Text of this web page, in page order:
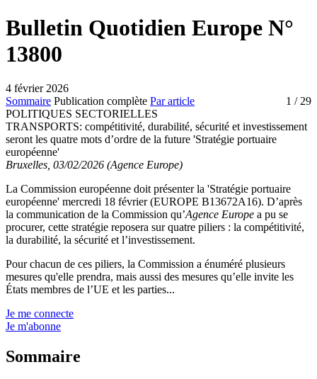
Bulletin Quotidien Europe N°
13800
4 février 2026
Sommaire Publication complète Par article 1 / 29
POLITIQUES SECTORIELLES
TRANSPORTS: compétitivité, durabilité, sécurité et investissement
seront les quatre mots d’ordre de la future 'Stratégie portuaire
européenne'
Bruxelles, 03/02/2026 (Agence Europe)
La Commission européenne doit présenter la 'Stratégie portuaire
européenne' mercredi 18 février (EUROPE B13672A16). D’après
la communication de la Commission qu’Agence Europe a pu se
procurer, cette stratégie reposera sur quatre piliers : la compétitivité,
la durabilité, la sécurité et l’investissement.
Pour chacun de ces piliers, la Commission a énuméré plusieurs
mesures qu'elle prendra, mais aussi des mesures qu’elle invite les
États membres de l’UE et les parties...
Je me connecte
Je m'abonne
Sommaire